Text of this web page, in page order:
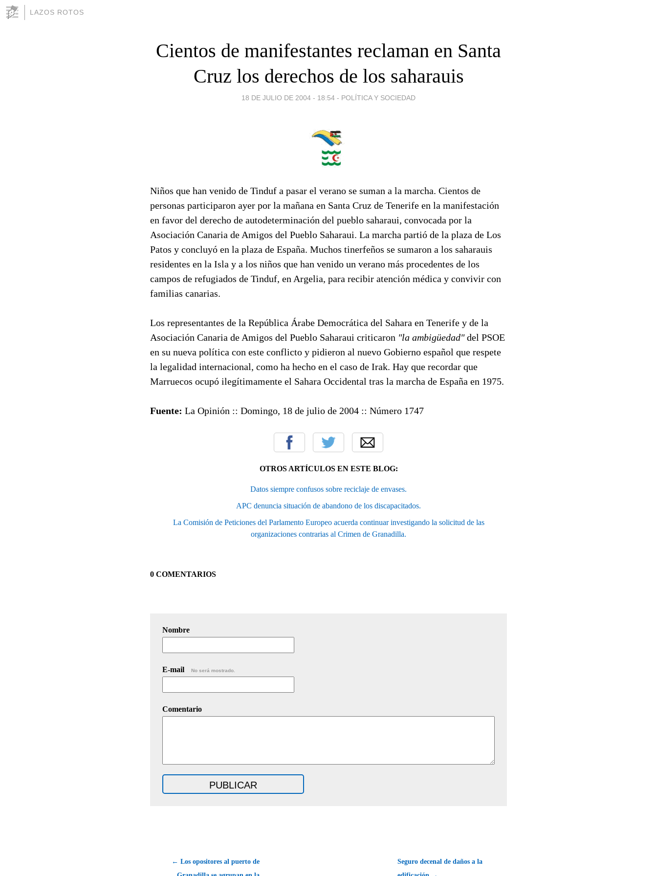
LAZOS ROTOS
Cientos de manifestantes reclaman en Santa
Cruz los derechos de los saharauis
18 DE JULIO DE 2004 - 18:54 - POLÍTICA Y SOCIEDAD
Niños que han venido de Tinduf a pasar el verano se suman a la marcha. Cientos de
personas participaron ayer por la mañana en Santa Cruz de Tenerife en la manifestación
en favor del derecho de autodeterminación del pueblo saharaui, convocada por la
Asociación Canaria de Amigos del Pueblo Saharaui. La marcha partió de la plaza de Los
Patos y concluyó en la plaza de España. Muchos tinerfeños se sumaron a los saharauis
residentes en la Isla y a los niños que han venido un verano más procedentes de los
campos de refugiados de Tinduf, en Argelia, para recibir atención médica y convivir con
familias canarias.
Los representantes de la República Árabe Democrática del Sahara en Tenerife y de la
Asociación Canaria de Amigos del Pueblo Saharaui criticaron "la ambigüedad"del PSOE
en su nueva política con este conflicto y pidieron al nuevo Gobierno español que respete
la legalidad internacional, como ha hecho en el caso de Irak. Hay que recordar que
Marruecos ocupó ilegítimamente el Sahara Occidental tras la marcha de España en 1975.
Fuente: La Opinión :: Domingo, 18 de julio de 2004 :: Número 1747
OTROS ARTÍCULOS EN ESTE BLOG:
Datos siempre confusos sobre reciclaje de envases.
APC denuncia situación de abandono de los discapacitados.
La Comisión de Peticiones del Parlamento Europeo acuerda continuar investigando la solicitud de las
organizaciones contrarias al Crimen de Granadilla.
0 COMENTARIOS
Nombre
E-mail No será mostrado.
Comentario
← Los opositores al puerto de
Seguro decenal de daños a la